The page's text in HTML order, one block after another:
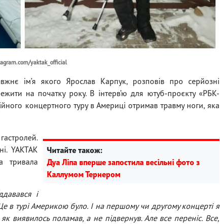
yaktak_official
ім’я якого Ярослав Карпук, розповів про серйозні
на початку року. В інтерв’ю для ютуб-проєкту «РБК-
концертного туру в Америці отримав травму ноги, яка
Читайте також:
Дуа Ліпа вперше запостила весільні фото з
Каллумом Тернером
YAKTAK
тривала
і
в турі Америкою було. І на першому чи другому концерті я
виявилось поламав, а не підвернув. Але все переніс. Все,